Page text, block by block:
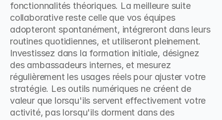
fonctionnalités théoriques. La meilleure suite
collaborative reste celle que vos équipes
adopteront spontanément, intégreront dans leurs
routines quotidiennes, et utiliseront pleinement.
Investissez dans la formation initiale, désignez
des ambassadeurs internes, et mesurez
régulièrement les usages réels pour ajuster votre
stratégie. Les outils numériques ne créent de
valeur que lorsqu'ils servent effectivement votre
activité, pas lorsqu'ils dorment dans des